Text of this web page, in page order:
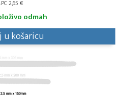
2,65 €
odmah
u košaricu